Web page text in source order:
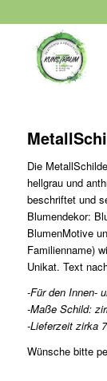
Die
hellgrau und
beschriftet und
Blumendekor:
BlumenMotive
Familienname)
Unikat. Text
-Für den Innen-
-Maße Schild:
-Lieferzeit zirka
Wünsche bitte